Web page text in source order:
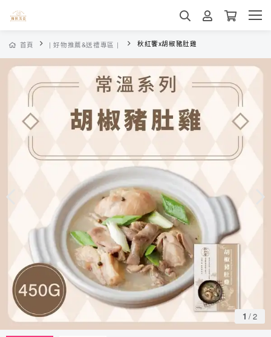
首頁 | 好物推薦&送禮專區 | 秋紅饗x胡椒豬肚雞
1 /2